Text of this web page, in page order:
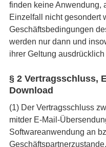
finden keine Anwendung,
Einzelfall nicht gesondert
Geschäftsbedingungen
werden nur dann und
ihrer Geltung
§ 2 Vertragsschluss,
Download
(1) Der Vertragsschluss
mitder E-Mail-
Softwareanwendung an